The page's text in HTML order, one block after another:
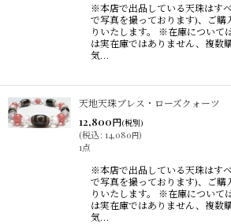
※本店で出品している天珠はす
で写真を撮っております)、ご購
りいたします。 ※在庫について
は実在庫ではありません、複数
気…
天地天珠ブレス・ローズクォーツ
12,800円(税別)
(税込: 14,080円)
1点
※本店で出品している天珠はす
で写真を撮っております)、ご購
りいたします。 ※在庫について
は実在庫ではありません、複数
気…